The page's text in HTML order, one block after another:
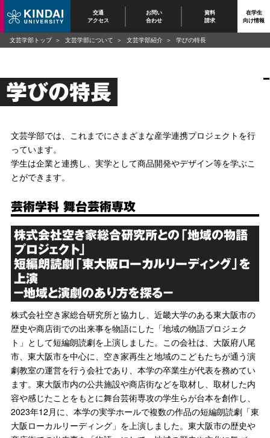
交通
アクセス
お問い
合わせ
資料
請求
在学生
向け情報
学びの特長
文芸学部では、これまでにさまざまな産学連携プロジェクトを行
っています。
学生は企業と連携し、実学として商品開発やデザイン等を学ぶこ
とができます。
芸術学科 舞台芸術専攻
株式会社空き家総合研究所との「地域の物語
プロジェクト」
短編朗読劇「東大阪ローカルリーディング」を
上演
－地域と演劇のあり方を探る－
株式会社空き家総合研究所と協力し、近畿大学のある東大阪市の
歴史や商店街での出来事を物語にした「地域の物語プロジェク
ト」として短編朗読劇を上演しました。この会社は、大阪府八尾
市、東大阪市を中心に、空き家再生と地域のこどもたちが通う演
劇教室の運営を行う会社であり、本学の卒業生が代表を務めてい
ます。東大阪市内の公共施設や商店街などを取材し、取材した内
容や感じたことをもとに舞台芸術専攻の学生らが台本を創作し、
2023年12月に、本学の実学ホールで複数の作品の短編朗読劇「東
大阪ローカルリーディング」を上演しました。東大阪市の歴史や
文芸学部トップ 文芸学部について 文芸学部紹介 学びの特長